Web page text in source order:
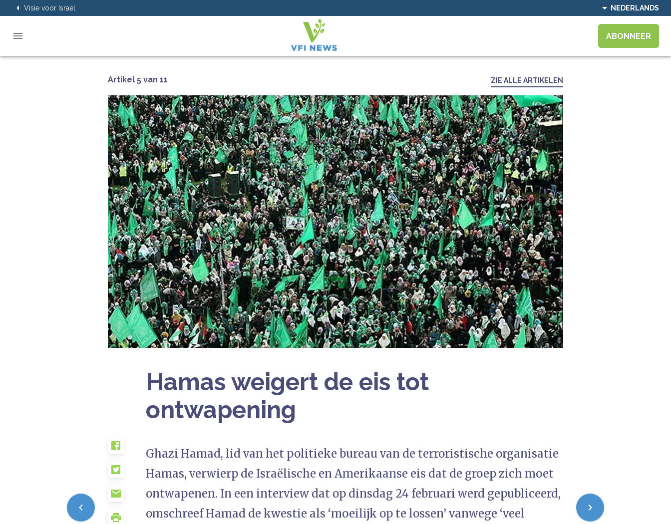
Visie voor Israël NEDERLANDS
ABONNEER
Artikel 5 van 11 ZIE ALLE ARTIKELEN
Hamas weigert de eis tot
ontwapening
Ghazi Hamad, lid van het politieke bureau van de terroristische organisatie
Hamas, verwierp de Israëlische en Amerikaanse eis dat de groep zich moet
ontwapenen. In een interview dat op dinsdag 24 februari werd gepubliceerd,
omschreef Hamad de kwestie als ‘moeilijk op te lossen’ vanwege ‘veel